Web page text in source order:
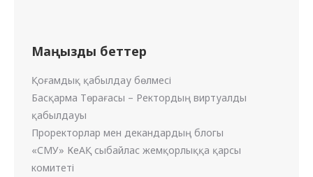
Маңызды беттер
Қоғамдық қабылдау бөлмесі
Басқарма Төрағасы – Ректордың виртуалды
қабылдауы
Проректорлар мен декандардың блогы
«СМУ» КеАҚ сыбайлас жемқорлыққа қарсы
комитеті